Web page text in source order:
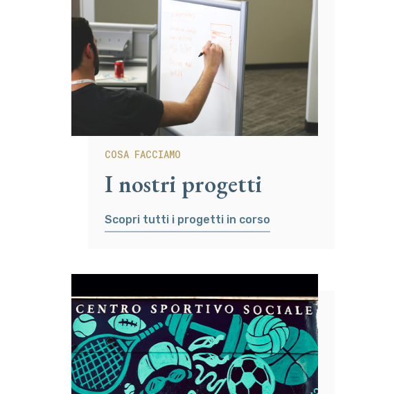
COSA FACCIAMO
I nostri progetti
Scopri tutti i progetti in corso